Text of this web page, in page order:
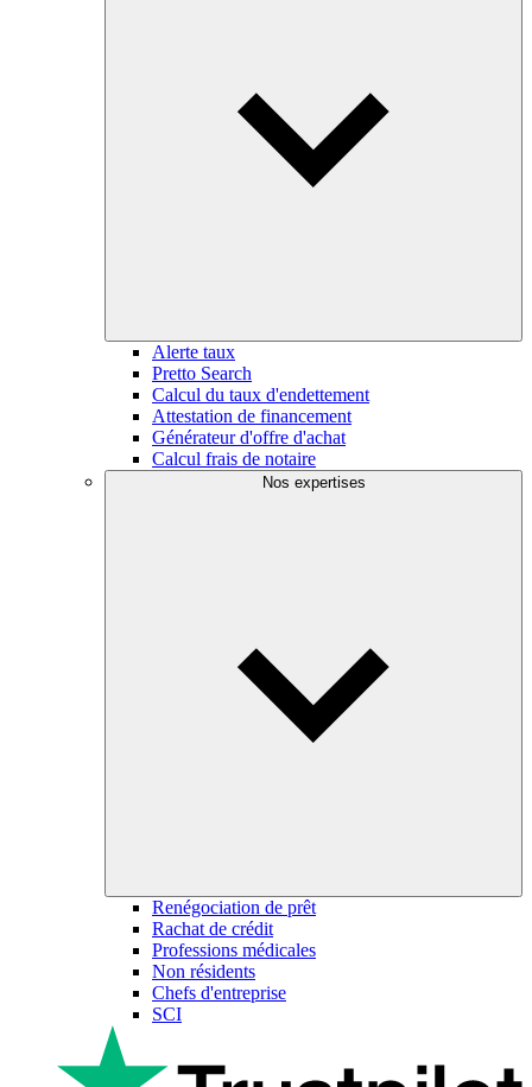
Alerte taux
Pretto Search
Calcul du taux d'endettement
Attestation de financement
Générateur d'offre d'achat
Calcul frais de notaire
Nos expertises
Renégociation de prêt
Rachat de crédit
Professions médicales
Non résidents
Chefs d'entreprise
SCI